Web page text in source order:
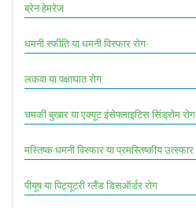
ब्रेन हेमरेज
धमनी स्फीति या धमनी विस्फार रोग
लकवा या पक्षाघात रोग
चमकी बुखार या एक्यूट इंसेफ्लाइटिस सिंड्रोम रोग
मस्तिष्क धमनी विस्फार या प्रमस्तिष्कीय उत्स्फार
पीयूष या पिट्यूटरी ग्लैंड डिसऑर्डर रोग